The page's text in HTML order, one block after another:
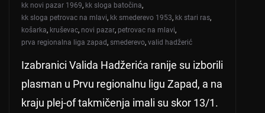
kk novi pazar 1969, kk sloga batočina,
kk sloga petrovac na mlavi, kk smederevo 1953, kk stari ras,
košarka, kruševac, novi pazar, petrovac na mlavi,
prva regionalna liga zapad, smederevo, valid hadžerić
Izabranici Valida Hadžerića ranije su izborili
plasman u Prvu regionalnu ligu Zapad, a na
kraju plej-of takmičenja imali su skor 13/1.